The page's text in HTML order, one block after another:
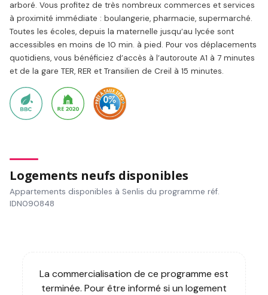
arboré. Vous profitez de très nombreux commerces et services
à proximité immédiate : boulangerie, pharmacie, supermarché.
Toutes les écoles, depuis la maternelle jusqu’au lycée sont
accessibles en moins de 10 min. à pied. Pour vos déplacements
quotidiens, vous bénéficiez d’accès à l’autoroute A1 à 7 minutes
et de la gare TER, RER et Transilien de Creil à 15 minutes.
Logements neufs disponibles
Appartements disponibles à Senlis du programme réf.
IDN090848
La commercialisation de ce programme est
terminée. Pour être informé si un logement